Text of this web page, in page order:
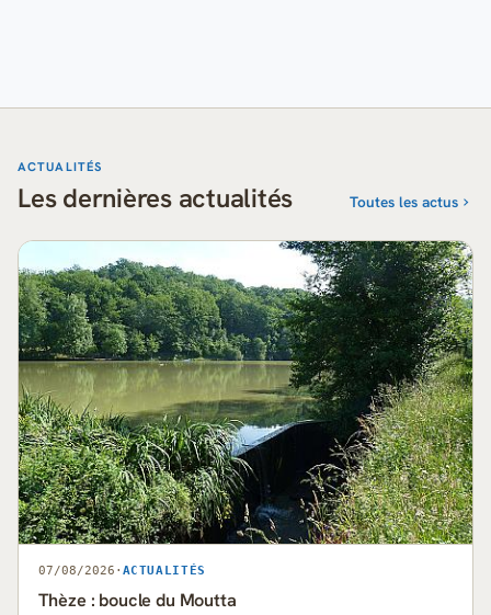
ACTUALITÉS
Les dernières actualités Toutes les actus
07/08/2026 · ACTUALITÉS
Thèze : boucle du Moutta